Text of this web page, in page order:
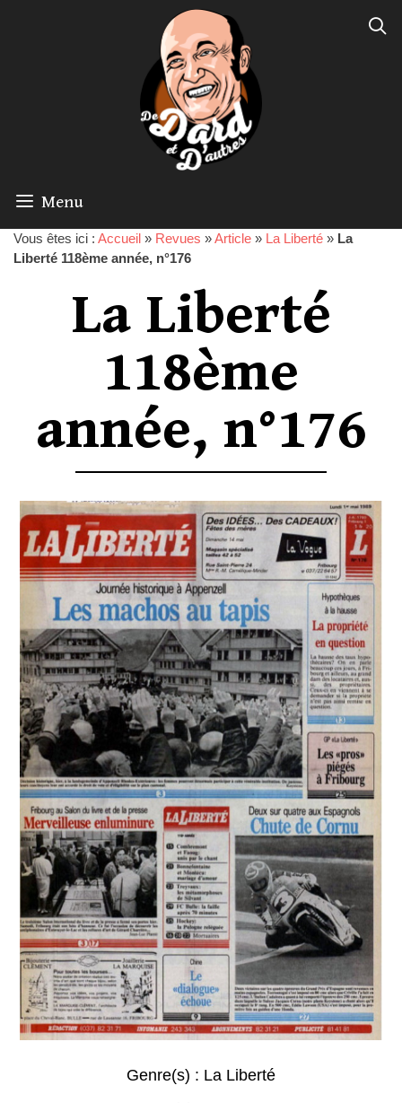
Menu
Vous êtes ici : Accueil » Revues »Article » La Liberté » La
Liberté 118ème année, n°176
La Liberté
118ème
année, n°176
Genre(s) : La Liberté